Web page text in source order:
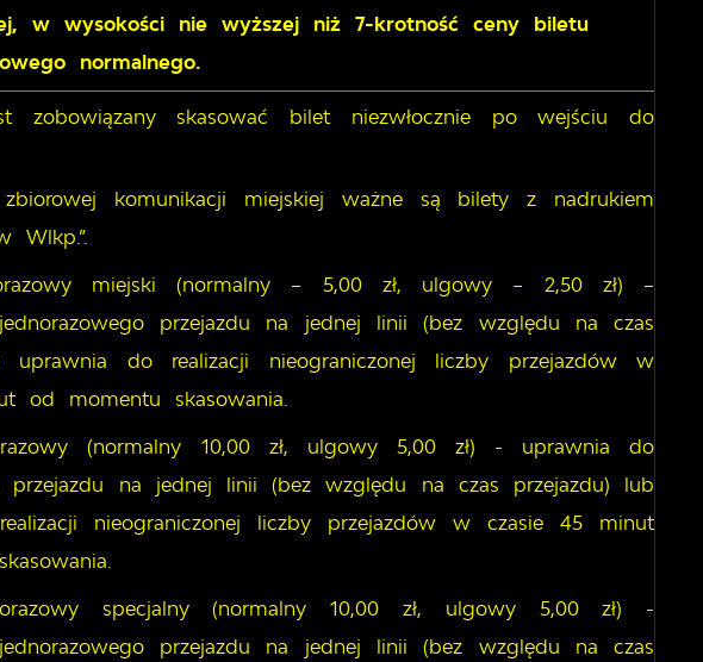
w wysokości nie wyższej niż 7-krotność ceny biletu
normalnego.
zobowiązany skasować bilet niezwłocznie po wejściu do
komunikacji miejskiej ważne są bilety z nadrukiem
Wlkp.”.
miejski (normalny – 5,00 zł, ulgowy – 2,50 zł) –
przejazdu na jednej linii (bez względu na czas
uprawnia do realizacji nieograniczonej liczby przejazdów w
od momentu skasowania.
(normalny 10,00 zł, ulgowy 5,00 zł) - uprawnia do
przejazdu na jednej linii (bez względu na czas przejazdu) lub
nieograniczonej liczby przejazdów w czasie 45 minut
specjalny (normalny 10,00 zł, ulgowy 5,00 zł) -
przejazdu na jednej linii (bez względu na czas